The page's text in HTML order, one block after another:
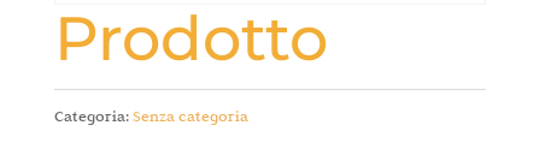
Prodotto
Categoria:Senza categoria